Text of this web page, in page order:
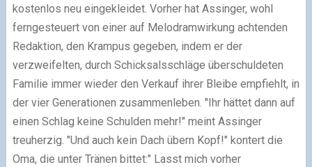
kostenlos neu eingekleidet. Vorher hat Assinger, wohl
ferngesteuert von einer auf Melodramwirkung achtenden
Redaktion, den Krampus gegeben, indem er der
verzweifelten, durch Schicksalsschläge überschuldeten
Familie immer wieder den Verkauf ihrer Bleibe empfiehlt, in
der vier Generationen zusammenleben. "Ihr hättet dann auf
einen Schlag keine Schulden mehr!" meint Assinger
treuherzig. "Und auch kein Dach übern Kopf!" kontert die
Oma, die unter Tränen bittet:" Lasst mich vorher